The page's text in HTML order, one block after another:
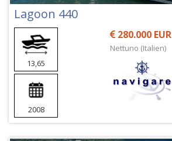
Lagoon 440
13,65
2008
280.000 EUR
Nettuno (Italien)